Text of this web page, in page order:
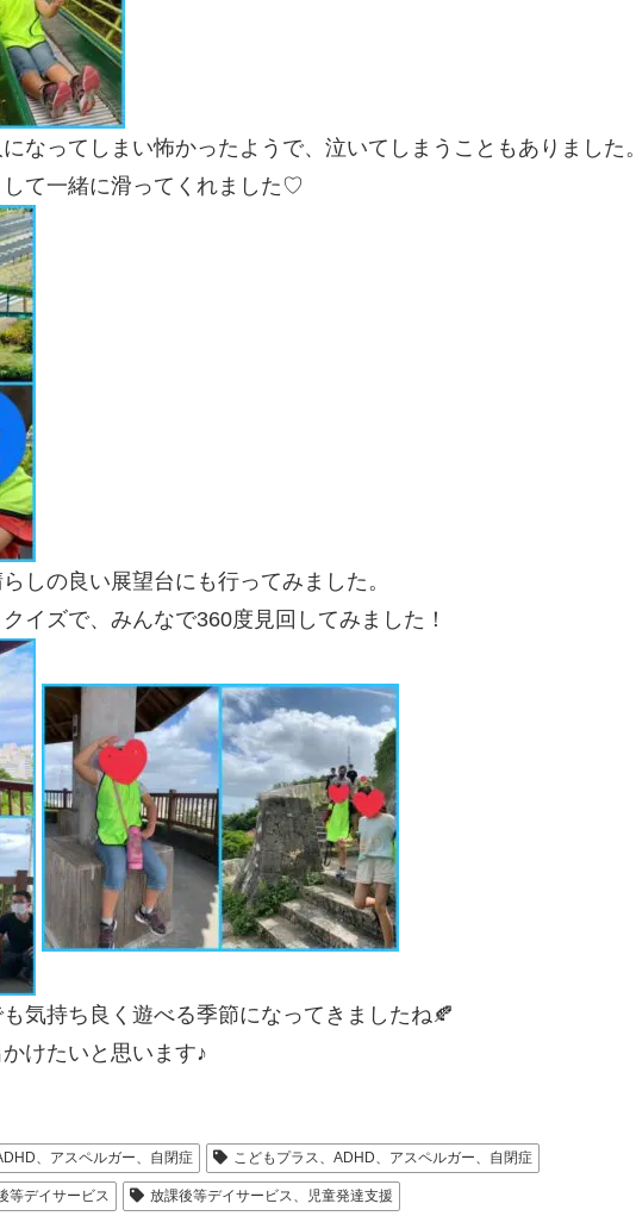
なってしまい怖かったようで、泣いてしまうこともありました。
て一緒に滑ってくれました♡
しの良い展望台にも行ってみました。
イズで、みんなで360度見回してみました！
気持ち良く遊べる季節になってきましたね🍂
けたいと思います♪
、アスペルガー、自閉症 こどもプラス、ADHD、アスペルガー、自閉症
等デイサービス 放課後等デイサービス、児童発達支援